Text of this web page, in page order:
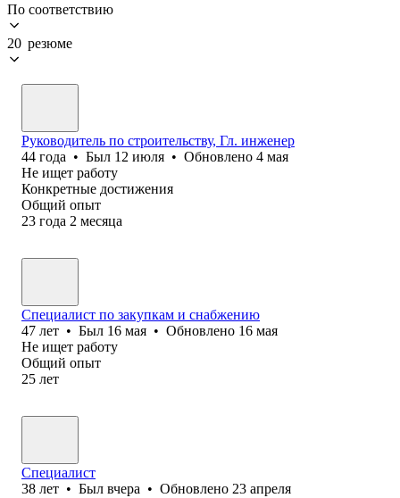
По соответствию
20 резюме
Руководитель по строительству, Гл. инженер
44 года • Был 12 июля • Обновлено 4 мая
Не ищет работу
Конкретные достижения
Общий опыт
23 года 2 месяца
Специалист по закупкам и снабжению
47 лет • Был 16 мая • Обновлено 16 мая
Не ищет работу
Общий опыт
25 лет
Специалист
38 лет • Был вчера • Обновлено 23 апреля